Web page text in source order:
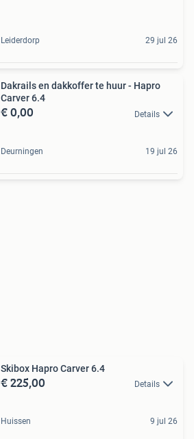
Leiderdorp 29 jul 26
Dakrails en dakkoffer te huur - Hapro
Carver 6.4
€ 0,00 Details
Deurningen 19 jul 26
Skibox Hapro Carver 6.4
€ 225,00 Details
Huissen 9 jul 26